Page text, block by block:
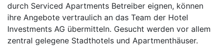
durch Serviced Apartments Betreiber eignen, können
ihre Angebote vertraulich an das Team der Hotel
Investments AG übermitteln. Gesucht werden vor allem
zentral gelegene Stadthotels und Apartmenthäuser.